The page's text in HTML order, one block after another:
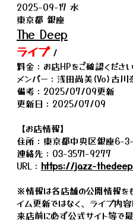
2025-09-17 水
東京都 銀座
The Deep
ライブ/
料金：お店HPをご確認ください
メンバー：浅田尚美(Vo)古
備考：2025/07/09更新
更新日：2025/07/09
【お店情報】
住所：東京都中央区銀座6-
連絡先：03-3571-9277
URL： https://jazz-
※情報は各店舗の公開情報を
イム更新ではなく、ライブ内
来店前に必ず公式サイト等で